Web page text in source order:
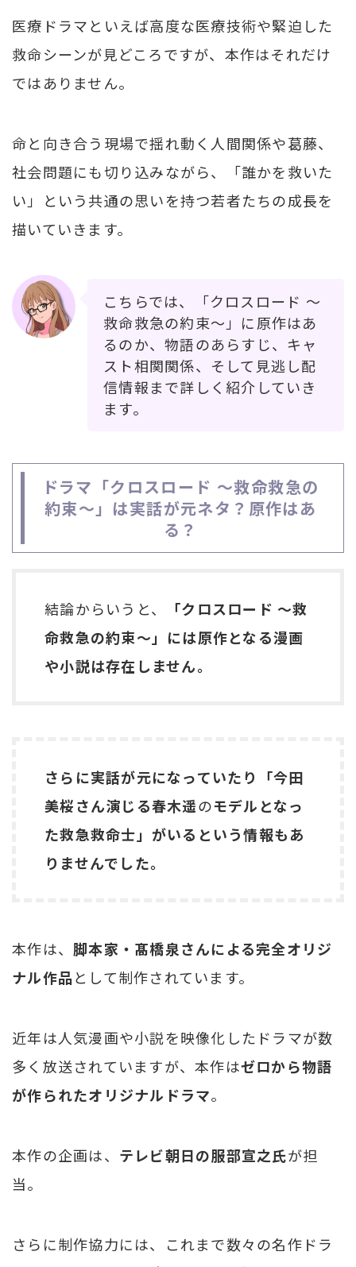
医療ドラマといえば高度な医療技術や緊迫した
救命シーンが見どころですが、本作はそれだけ
ではありません。
命と向き合う現場で揺れ動く人間関係や葛藤、
社会問題にも切り込みながら、「誰かを救いた
い」という共通の思いを持つ若者たちの成長を
描いていきます。
こちらでは、「クロスロード ～
救命救急の約束～」に原作はあ
るのか、物語のあらすじ、キャ
スト相関関係、そして見逃し配
信情報まで詳しく紹介していき
ます。
ドラマ「クロスロード ～救命救急の
約束～」は実話が元ネタ？原作はあ
る？
結論からいうと、
「クロスロード ～救
命救急の約束～」には原作となる漫画
や小説は存在しません。
さらに実話が元になっていたり「今田
美桜さん演じる春木遥のモデルとなっ
た救急救命士」がいるという情報もあ
りませんでした。
本作は、 脚本家・髙橋泉さんによる完全オリジ
ナル作品として制作されています。
近年は人気漫画や小説を映像化したドラマが数
多く放送されていますが、本作はゼロから物語
が作られたオリジナルドラマ。
本作の企画は、 テレビ朝日の服部宣之氏が担
当。
さらに制作協力には、これまで数々の名作ドラ